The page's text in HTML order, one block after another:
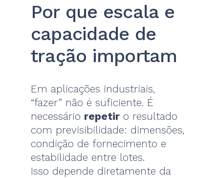
Por que escala e
capacidade de
tração importam
Em aplicações industriais,
“fazer” não é suficiente. É
necessário repetir o resultado
com previsibilidade: dimensões,
condição de fornecimento e
estabilidade entre lotes.
Isso depende diretamente da